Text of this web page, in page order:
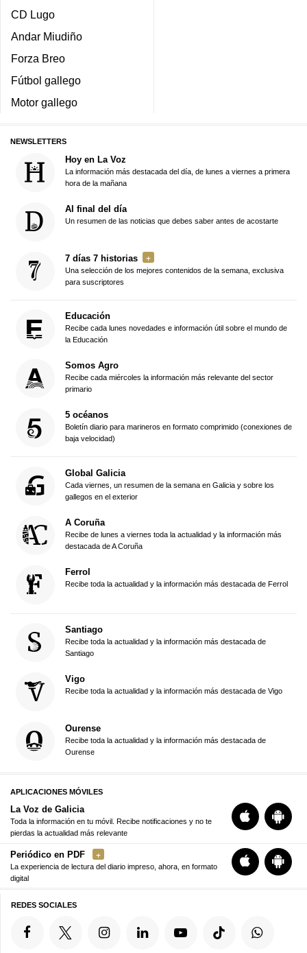
CD Lugo
Andar Miudiño
Forza Breo
Fútbol gallego
Motor gallego
NEWSLETTERS
Hoy en La Voz
La información más destacada del día, de lunes a viernes a primera
hora de la mañana
Al final del día
Un resumen de las noticias que debes saber antes de acostarte
7 días 7 historias
Una selección de los mejores contenidos de la semana, exclusiva
para suscriptores
Educación
Recibe cada lunes novedades e información útil sobre el mundo de
la Educación
Somos Agro
Recibe cada miércoles la información más relevante del sector
primario
5 océanos
Boletín diario para marineros en formato comprimido (conexiones de
baja velocidad)
Global Galicia
Cada viernes, un resumen de la semana en Galicia y sobre los
gallegos en el exterior
A Coruña
Recibe de lunes a viernes toda la actualidad y la información más
destacada de A Coruña
Ferrol
Recibe toda la actualidad y la información más destacada de Ferrol
Santiago
Recibe toda la actualidad y la información más destacada de
Santiago
Vigo
Recibe toda la actualidad y la información más destacada de Vigo
Ourense
Recibe toda la actualidad y la información más destacada de
Ourense
APLICACIONES MÓVILES
La Voz de Galicia
Toda la información en tu móvil. Recibe notificaciones y no te
pierdas la actualidad más relevante
Periódico en PDF
La experiencia de lectura del diario impreso, ahora, en formato
digital
REDES SOCIALES